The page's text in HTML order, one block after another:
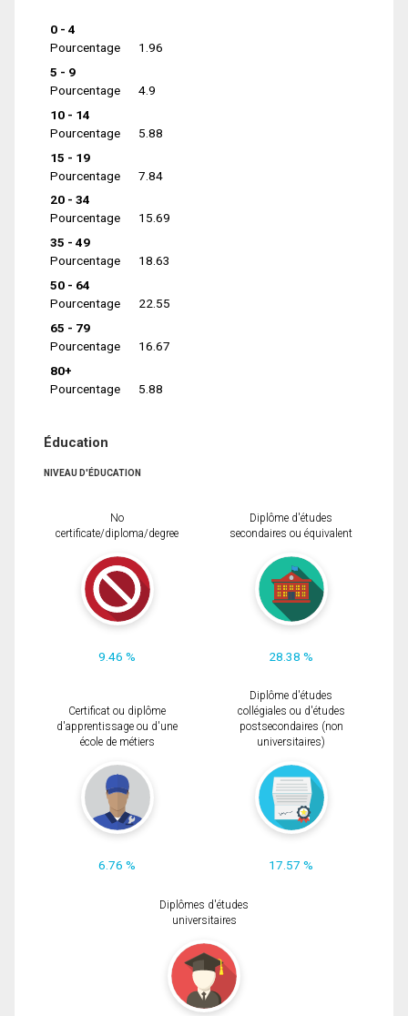
0 - 4
Pourcentage
1.96
5 - 9
Pourcentage
4.9
10 - 14
Pourcentage
5.88
15 - 19
Pourcentage
7.84
20 - 34
Pourcentage
15.69
35 - 49
Pourcentage
18.63
50 - 64
Pourcentage
22.55
65 - 79
Pourcentage
16.67
80+
Pourcentage
5.88
Éducation
NIVEAU D'ÉDUCATION
No
certificate/diploma/degree
9.46 %
Diplôme d'études
secondaires ou équivalent
28.38 %
Certificat ou diplôme
d'apprentissage ou d'une
école de métiers
6.76 %
Diplôme d'études
collégiales ou d'études
postsecondaires (non
universitaires)
17.57 %
Diplômes d'études
universitaires